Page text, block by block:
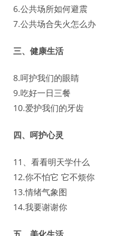
6.公共场所如何避震
7.公共场合失火怎么办
三、健康生活
8.呵护我们的眼睛
9.吃好一日三餐
10.爱护我们的牙齿
四、呵护心灵
11、看看明天学什么
12.你不怕它 它不烦你
13.情绪气象图
14.我要谢谢你
五、美化生活